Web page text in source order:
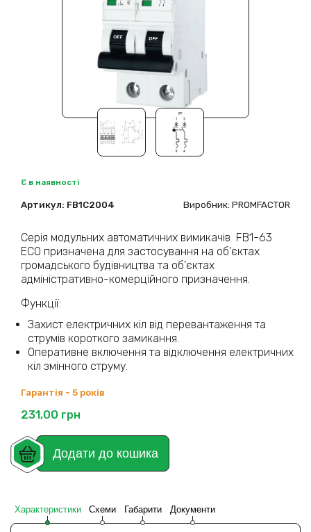
Є в наявності
Артикул: FB1C2004 Виробник: PROMFACTOR
Серія модульних автоматичних вимикачів FB1-63
ECO призначена для застосування на об’єктах
громадського будівництва та об’єктах
адміністративно-комерційного призначення.
Функції:
Захист електричних кіл від перевантаження та
струмів короткого замикання.
Оперативне включення та відключення електричних
кіл змінного струму.
Гарантія - 5 років
231,00 грн
Додати до кошика
Характеристики Схеми Габарити Документи